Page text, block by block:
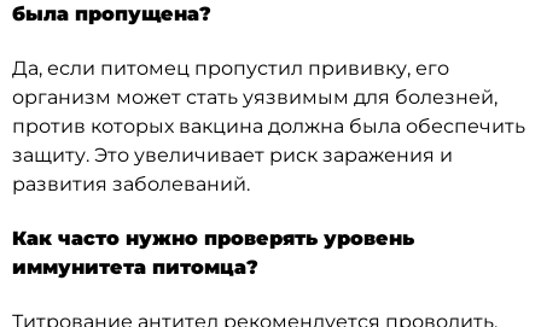
была пропущена?
Да, если питомец пропустил прививку, его
организм может стать уязвимым для болезней,
против которых вакцина должна была обеспечить
защиту. Это увеличивает риск заражения и
развития заболеваний.
Как часто нужно проверять уровень
иммунитета питомца?
Титрование антител рекомендуется проводить,